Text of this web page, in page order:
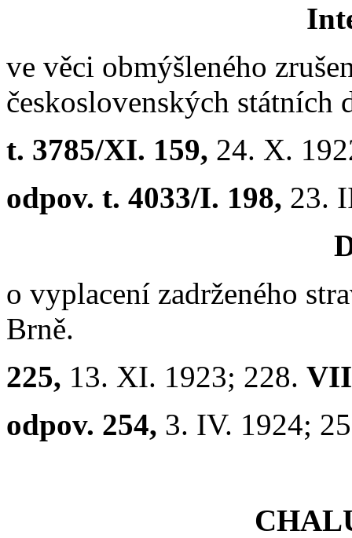
ve věci obmýšleného
československých státních
t. 3785/XI. 159, 24. X.
odpov. t. 4033/I. 198, 23.
o vyplacení zadrženého
Brně.
225, 13. XI. 1923; 228.
odpov. 254, 3. IV. 1924;